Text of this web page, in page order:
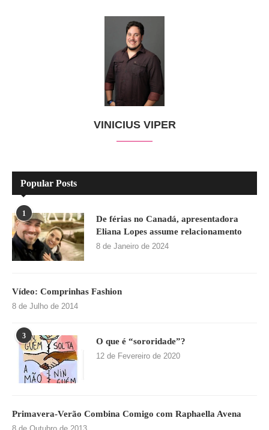
VINICIUS VIPER
Popular Posts
1
De férias no Canadá, apresentadora
Eliana Lopes assume relacionamento
8 de Janeiro de 2024
Vídeo: Comprinhas Fashion
8 de Julho de 2014
3
O que é “sororidade”?
12 de Fevereiro de 2020
Primavera-Verão Combina Comigo com Raphaella Avena